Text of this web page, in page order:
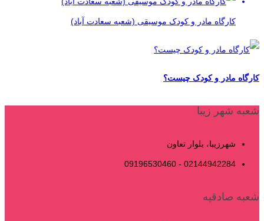
کارگاه مادر و کودک موسیقی (شعبه سعادت آباد)
کارگاه مادر و کودک چیست؟
شعبه شهر زیبا
شهرزیبا، بلوار تعاون
02144942284 - 09196530460
شعبه صادقیه